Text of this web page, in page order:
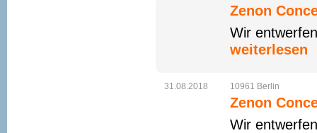
Zenon
Wir
weiterlesen
31.08.2018 10961 Berlin
Zenon
Wir